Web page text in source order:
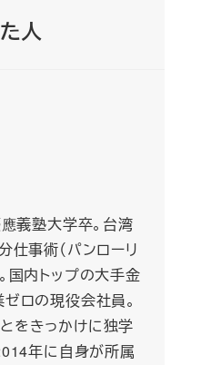
人
義塾大学卒。台湾
仕事術（パンローリ
国内トップの大手金
ロの現役会社員。
をきっかけに独学
年に自身が所属